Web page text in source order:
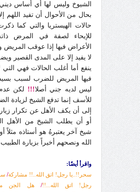
الشيوخ وليس لها أي أساس
بحال من الأحوال أن تفيد اللهم
حالات الهيستريا والتي كما
للإيحاء لصفة في المرض
الأعراض فيها إذا عوقب المريض
لا يفيد إلا على المدى القصير
ينفع أما أغلب الحالات فهي
فيها المريض للضرب لسبب
ليس لديه جني أصلا!!! لكن
للأسف إنما تدفع الشيخ لزيادة
إلى أن يكف الأهل عن تكرار
أو أن يطلب الشيخ من الأهل
شيخ آخر يعتبرهُ هو أستاذه مثلاً
الله ونصحهم أخيراً بزيارة
واقرأ أيضًا:
سحر!!..يا رجل! اتق الله..!! مشاركة/
رجل! اتق الله...!!/هل الجن